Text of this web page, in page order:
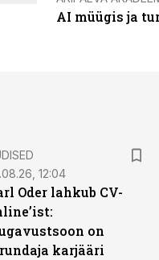
AI müügis ja
12:04
Oder lahkub CV-
on
karjääri